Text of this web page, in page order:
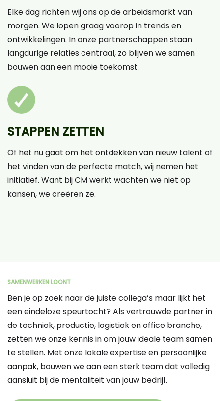
Elke dag richten wij ons op de arbeidsmarkt van
morgen. We lopen graag voorop in trends en
ontwikkelingen. In onze partnerschappen staan
langdurige relaties centraal, zo blijven we samen
bouwen aan een mooie toekomst.
STAPPEN ZETTEN
Of het nu gaat om het ontdekken van nieuw talent of
het vinden van de perfecte match, wij nemen het
initiatief. Want bij CM werkt wachten we niet op
kansen, we creëren ze.
SAMENWERKEN LOONT
Ben je op zoek naar de juiste collega’s maar lijkt het
een eindeloze speurtocht? Als vertrouwde partner in
de techniek, productie, logistiek en office branche,
zetten we onze kennis in om jouw ideale team samen
te stellen. Met onze lokale expertise en persoonlijke
aanpak, bouwen we aan een sterk team dat volledig
aansluit bij de mentaliteit van jouw bedrijf.